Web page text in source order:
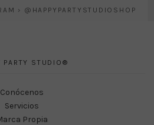
› @HAPPYPARTYSTUDIOSHOP
PARTY STUDIO®
Conócenos
Servicios
Propia